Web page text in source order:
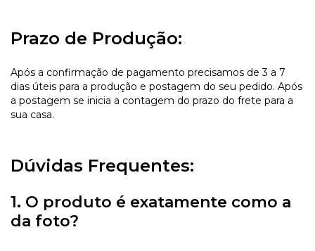
Prazo de Produção:
Após a confirmação de pagamento precisamos de 3 a 7
dias úteis para a produção e postagem do seu pedido. Após
a postagem se inicia a contagem do prazo do frete para a
sua casa.
Dúvidas Frequentes:
1. O produto é exatamente como a
da foto?